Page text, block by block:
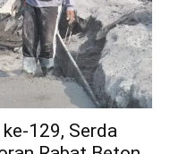
129, Serda